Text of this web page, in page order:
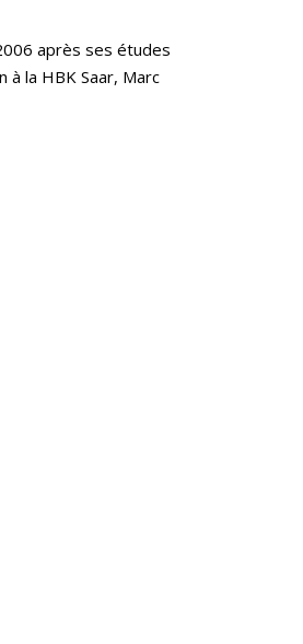
après ses études
à la HBK Saar, Marc